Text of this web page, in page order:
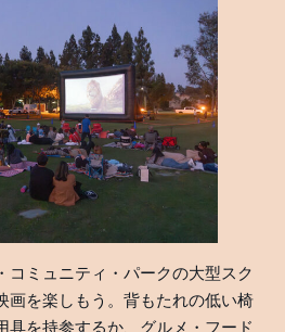
コミュニティ・パークの大型スク
画を楽しもう。背もたれの低い椅